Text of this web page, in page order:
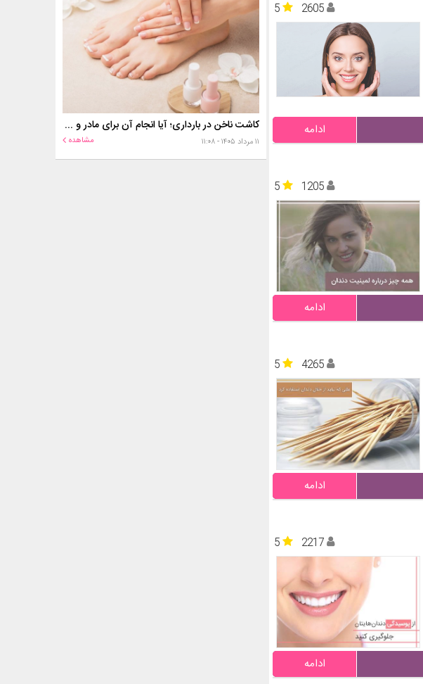
5
2605
ادامه
5
1205
ادامه
5
4265
ادامه
5
2217
ادامه
کاشت ناخن در بارداری؛ آیا انجام آن برای مادر و جنین خطر دارد؟
۱۱ مرداد ۱۴۰۵ - ۱۱:۰۸ مشاهده